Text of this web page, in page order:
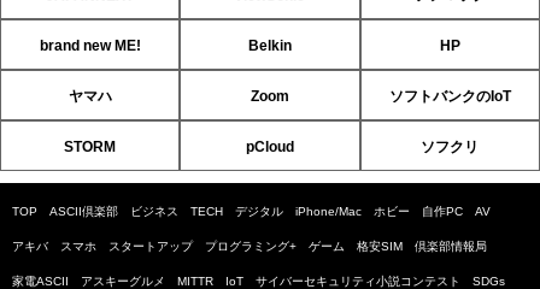
brand new ME! Belkin HP
ヤマハ Zoom ソフトバンクのIoT
STORM pCloud ソフクリ
TOP ASCII倶楽部 ビジネス TECH デジタル iPhone/Mac ホビー 自作PC AV
アキバ スマホ スタートアップ プログラミング+ ゲーム 格安SIM 倶楽部情報局
家電ASCII アスキーグルメ MITTR IoT サイバーセキュリティ小説コンテスト SDGs